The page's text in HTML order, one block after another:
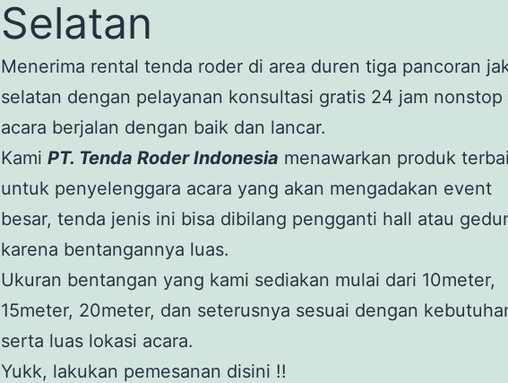
Selatan
Menerima rental tenda roder di area duren tiga pancoran
selatan dengan pelayanan konsultasi gratis 24 jam nonstop
acara berjalan dengan baik dan lancar.
Kami PT. Tenda Roder Indonesia menawarkan produk
untuk penyelenggara acara yang akan mengadakan event
besar, tenda jenis ini bisa dibilang pengganti hall atau
karena bentangannya luas.
Ukuran bentangan yang kami sediakan mulai dari 10meter,
15meter, 20meter, dan seterusnya sesuai dengan
serta luas lokasi acara.
Yukk, lakukan pemesanan disini !!